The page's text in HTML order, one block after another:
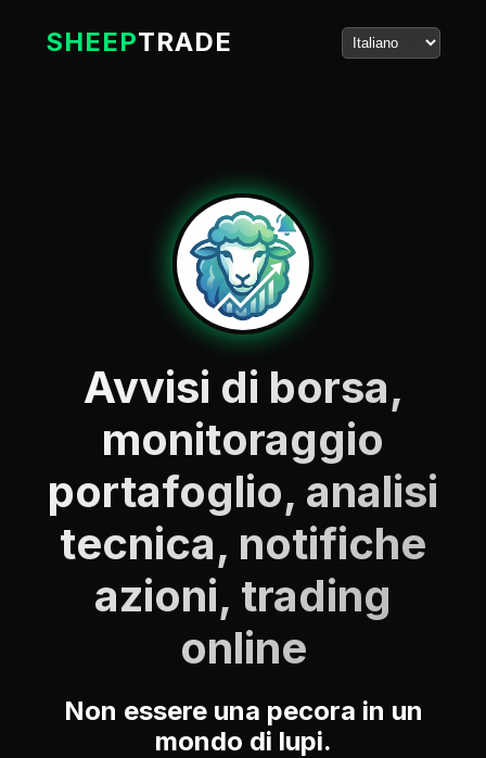
SHEEPTRADE
Avvisi di borsa,
monitoraggio
portafoglio, analisi
tecnica, notifiche
azioni, trading
online
Non essere una pecora in un
mondo di lupi.